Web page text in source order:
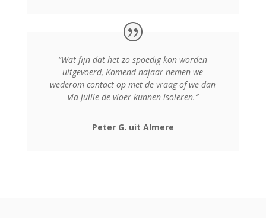
“Wat fijn dat het zo spoedig kon worden
uitgevoerd, Komend najaar nemen we
wederom contact op met de vraag of we dan
via jullie de vloer kunnen isoleren.”
Peter G. uit Almere